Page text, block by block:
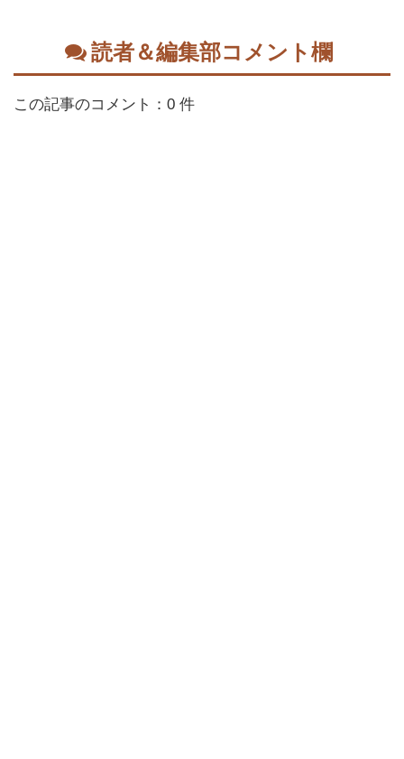
読者＆編集部コメント欄
この記事のコメント：0 件